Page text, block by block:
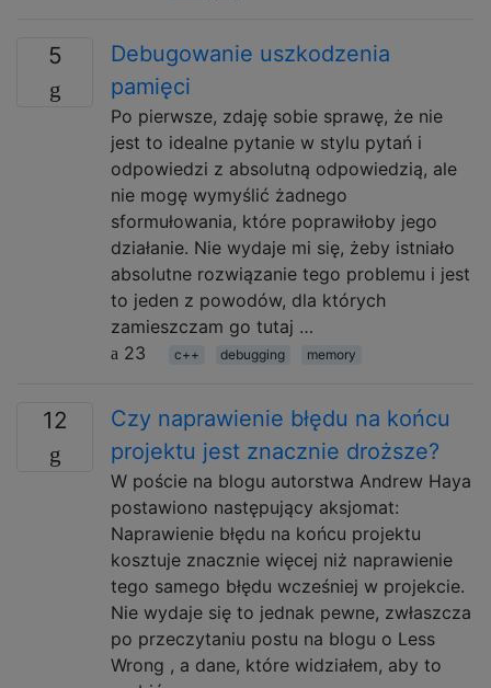
5
Debugowanie uszkodzenia
pamięci
Po pierwsze, zdaję sobie sprawę, że nie
jest to idealne pytanie w stylu pytań i
odpowiedzi z absolutną odpowiedzią, ale
nie mogę wymyślić żadnego
sformułowania, które poprawiłoby jego
działanie. Nie wydaje mi się, żeby istniało
absolutne rozwiązanie tego problemu i jest
to jeden z powodów, dla których
zamieszczam go tutaj …
23
c++ debugging memory
12
Czy naprawienie błędu na końcu
projektu jest znacznie droższe?
W poście na blogu autorstwa Andrew Haya
postawiono następujący aksjomat:
Naprawienie błędu na końcu projektu
kosztuje znacznie więcej niż naprawienie
tego samego błędu wcześniej w projekcie.
Nie wydaje się to jednak pewne, zwłaszcza
po przeczytaniu postu na blogu o Less
Wrong , a dane, które widziałem, aby to